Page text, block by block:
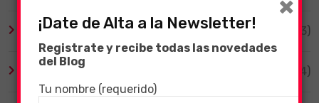
TV y Series (3)
Videojuegos (204)
¡Date de Alta a la Newsletter!
Registrate y recibe todas las novedades
del Blog
Tu nombre (requerido)